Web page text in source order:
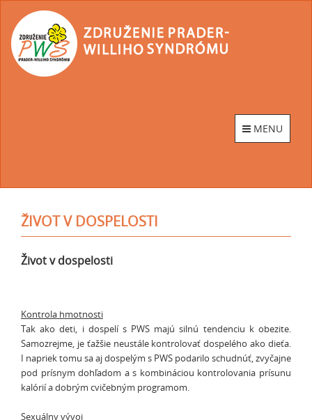
MENU
ŽIVOT V DOSPELOSTI
Život v dospelosti
Kontrola hmotnosti
Tak ako deti, i dospelí s PWS majú silnú tendenciu k obezite.
Samozrejme, je ťažšie neustále kontrolovať dospelého ako dieťa.
I napriek tomu sa aj dospelým s PWS podarilo schudnúť, zvyčajne
pod prísnym dohľadom a s kombináciou kontrolovania prísunu
kalórií a dobrým cvičebným programom.
Sexuálny vývoj